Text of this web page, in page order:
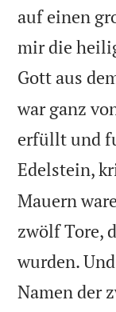
auf einen
mir die
Gott aus
war ganz
erfüllt und
Edelstein,
Mauern
zwölf Tore,
wurden.
Namen der